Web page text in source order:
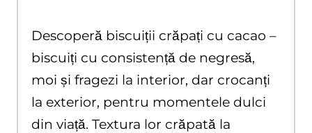
Descoperă biscuiții crăpați cu cacao –
biscuiți cu consistență de negresă,
moi și fragezi la interior, dar crocanți
la exterior, pentru momentele dulci
din viață. Textura lor crăpată la